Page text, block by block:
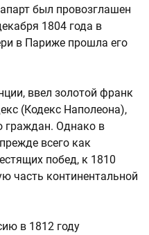
был провозглашен
1804 года в
в Париже прошла его
ввел золотой франк
(Кодекс Наполеона),
граждан. Однако в
всего как
побед, к 1810
часть континентальной
в 1812 году